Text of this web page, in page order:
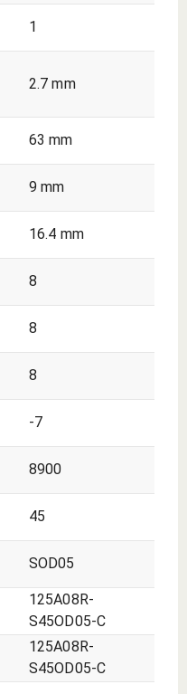
1
2.7 mm
63 mm
9 mm
16.4 mm
8
8
8
-7
8900
45
SOD05
125A08R-
S45OD05-C
125A08R-
S45OD05-C